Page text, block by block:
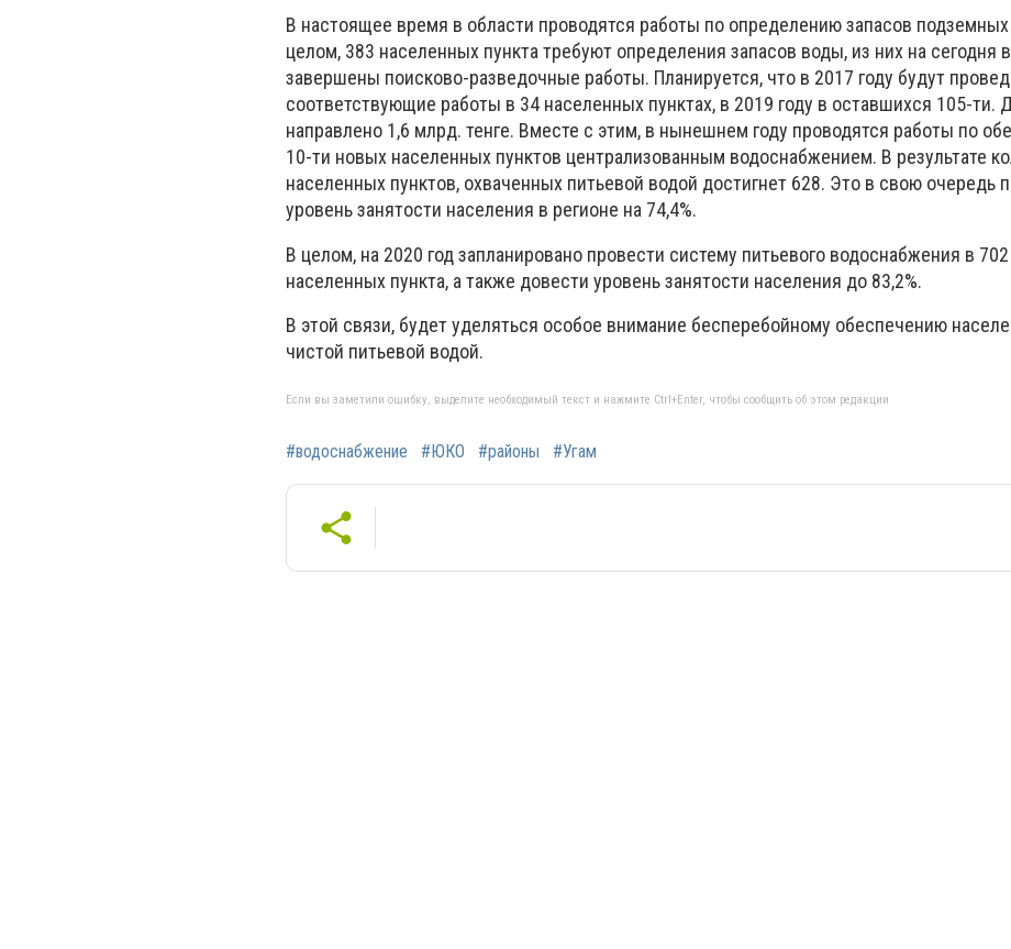
В настоящее время в области проводятся работы по определению запасов
целом, 383 населенных пункта требуют определения запасов воды, из них на сегодня
завершены поисково-разведочные работы. Планируется, что в 2017 году будут
соответствующие работы в 34 населенных пунктах, в 2019 году в оставшихся 105-ти.
направлено 1,6 млрд. тенге. Вместе с этим, в нынешнем году проводятся работы по
10-ти новых населенных пунктов централизованным водоснабжением. В результате
населенных пунктов, охваченных питьевой водой достигнет 628. Это в свою очередь
уровень занятости населения в регионе на 74,4%.
В целом, на 2020 год запланировано провести систему питьевого водоснабжения в 702
населенных пункта, а также довести уровень занятости населения до 83,2%.
В этой связи, будет уделяться особое внимание бесперебойному обеспечению
чистой питьевой водой.
Если вы заметили ошибку, выделите необходимый текст и нажмите Ctrl+Enter, чтобы сообщить об этом редакции
#водоснабжение #ЮКО #районы #Угам